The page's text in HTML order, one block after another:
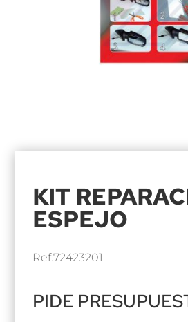
KIT
ESPEJO
Ref.72423201
PIDE